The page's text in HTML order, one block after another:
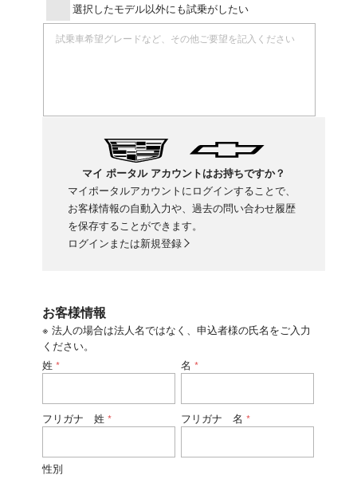
選択したモデル以外にも試乗がしたい
マイ ポータル アカウントはお持ちですか？
マイポータルアカウントにログインすることで、
お客様情報の自動入力や、過去の問い合わせ履歴
を保存することができます。
ログインまたは新規登録
お客様情報
※ 法人の場合は法人名ではなく、申込者様の氏名をご入力
ください。
姓 * 名 *
フリガナ 姓 * フリガナ 名 *
性別